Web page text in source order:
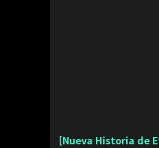
[Nueva Historia de